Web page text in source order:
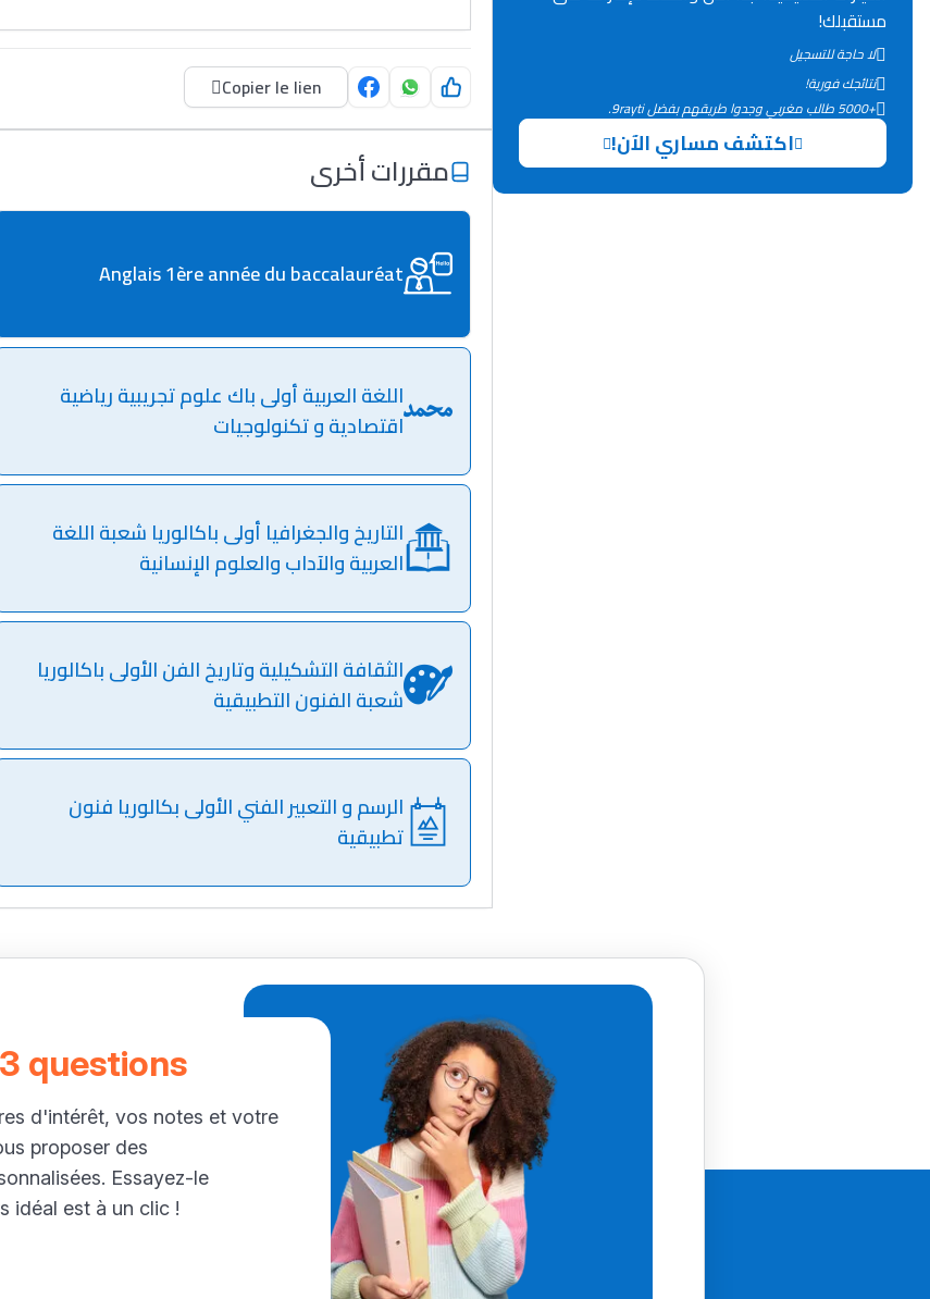
Copier le lien
مقررات أخرى
Anglais 1ère année du baccalauréat
اللغة العربية أولى باك علوم تجريبية رياضية
اقتصادية و تكنولوجيات
التاريخ والجغرافيا أولى باكالوريا شعبة اللغة
العربية والآداب والعلوم الإنسانية
الثقافة التشكيلية وتاريخ الفن الأولى باكالوريا
شعبة الفنون التطبيقية
الرسم و التعبير الفني الأولى بكالوريا فنون
تطبيقية
مستقبلك!
لا حاجة للتسجيل
نتائجك فورية!
+5000 طالب مغربي وجدوا طريقهم بفضل 9rayti.
اكتشف مساري الآن!
questions
d'intérêt, vos notes et votre
proposer des
Essayez-le
idéal est à un clic !